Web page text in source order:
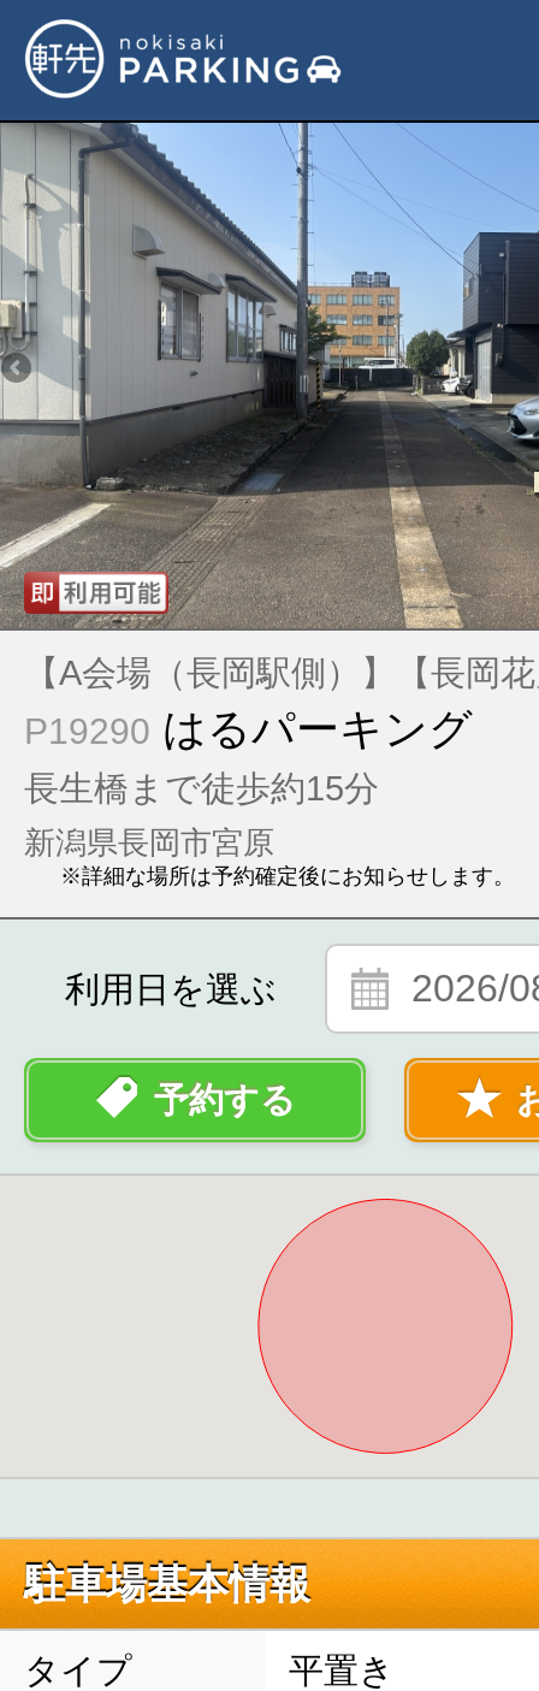
【A会場（長岡駅側）】【長岡
P19290 はるパーキング
長生橋まで徒歩約15分
新潟県長岡市宮原
※詳細な場所は予約確定後にお知らせします。
利用日を選ぶ 2026/
予約する
駐車場基本情報
タイプ 平置き